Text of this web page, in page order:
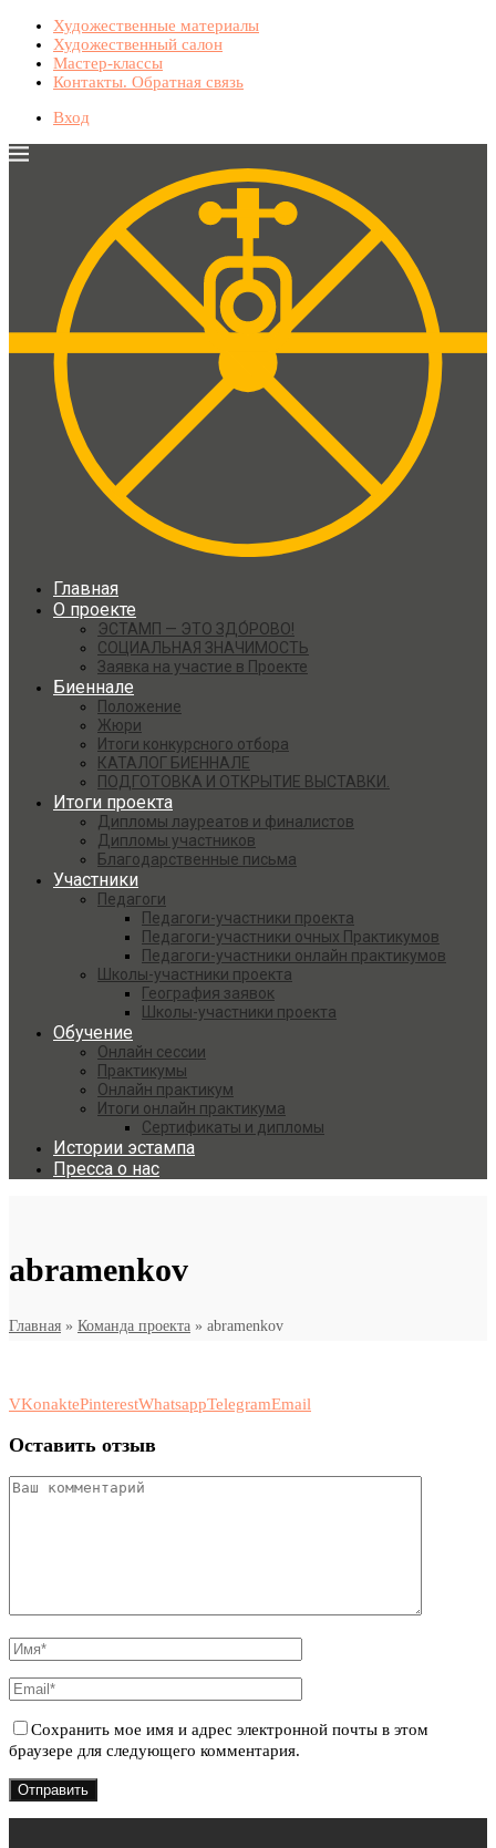
Художественные материалы
Художественный салон
Мастер-классы
Контакты. Обратная связь
Вход
Главная
О проекте
ЭСТАМП — ЭТО ЗДО́РОВО!
СОЦИАЛЬНАЯ ЗНАЧИМОСТЬ
Заявка на участие в Проекте
Биеннале
Положение
Жюри
Итоги конкурсного отбора
КАТАЛОГ БИЕННАЛЕ
ПОДГОТОВКА И ОТКРЫТИЕ ВЫСТАВКИ.
Итоги проекта
Дипломы лауреатов и финалистов
Дипломы участников
Благодарственные письма
Участники
Педагоги
Педагоги-участники проекта
Педагоги-участники очных Практикумов
Педагоги-участники онлайн практикумов
Школы-участники проекта
География заявок
Школы-участники проекта
Обучение
Онлайн сессии
Практикумы
Онлайн практикум
Итоги онлайн практикума
Сертификаты и дипломы
Истории эстампа
Пресса о нас
abramenkov
Главная » Команда проекта » abramenkov
VKonaktePinterestWhatsappTelegramEmail
Оставить отзыв
Сохранить мое имя и адрес электронной почты в этом
браузере для следующего комментария.